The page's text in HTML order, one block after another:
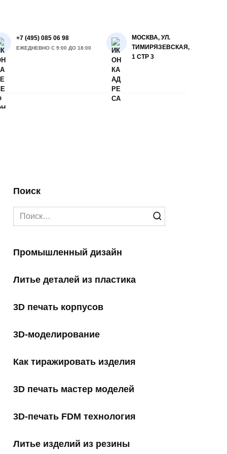
+7 (495) 085 06 98
ЕЖЕДНЕВНО С 9:00 ДО 18:00
МОСКВА, УЛ.
ТИМИРЯЗЕВСКАЯ,
1 СТР 3
Поиск
Search
for:
Промышленный дизайн
Литье деталей из пластика
3D печать корпусов
3D-моделирование
Как тиражировать изделия
3D печать мастер моделей
3D-печать FDM технология
Литье изделий из резины